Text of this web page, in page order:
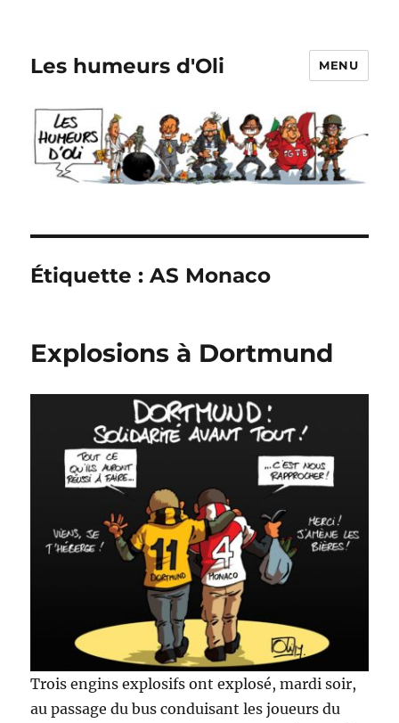
Les humeurs d'Oli MENU
Étiquette :AS Monaco
Explosions à Dortmund
Trois engins explosifs ont explosé, mardi soir,
au passage du bus conduisant les joueurs du